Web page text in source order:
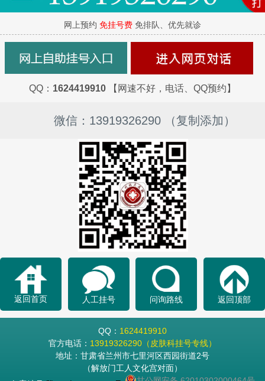
网上预约 免挂号费 免排队、优先就诊
QQ： 1624419910 【网速不好，电话、QQ预约】
微信：13919326290 （复制添加）
返回首页 人工挂号 问询路线 返回顶部
QQ： 1624419910
官方电话： 13919326290（皮肤科挂号专线）
地址：甘肃省兰州市七里河区西园街道2号
（解放门工人文化宫对面）